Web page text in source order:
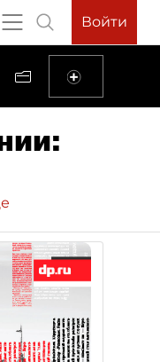
Войти